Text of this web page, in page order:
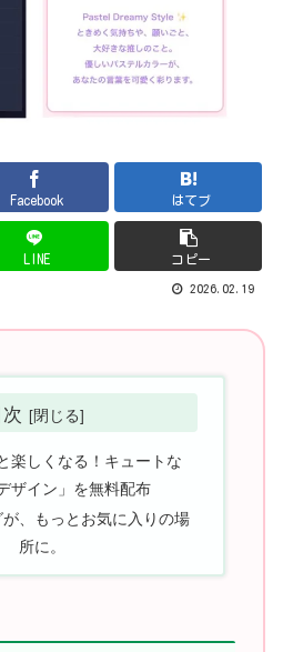
Facebook はてブ
LINE コピー
2026.02.19
楽しくなる！キュートな
ザイン」を無料配布
、もっとお気に入りの場
所に。